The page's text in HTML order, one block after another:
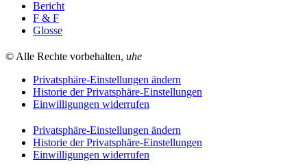
Bericht
F & F
Glosse
© Alle Rechte vorbehalten, uhe
Privatsphäre-Einstellungen ändern
Historie der Privatsphäre-Einstellungen
Einwilligungen widerrufen
Privatsphäre-Einstellungen ändern
Historie der Privatsphäre-Einstellungen
Einwilligungen widerrufen